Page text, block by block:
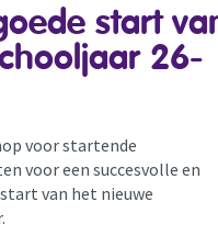
start
26-
voor startende
voor een succesvolle en
van het nieuwe